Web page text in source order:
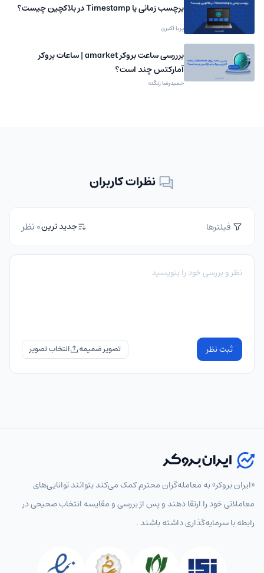
برچسب زمانی یا Timestamp در بلاکچین چیست؟
پریا اکبری
برررسی ساعت بروکر amarket | ساعات بروکر
آمارکتس چند است؟
حمیدرضا زنگنه
نظرات کاربران
فیلترها جدید ترین0 نظر
ثبت نظر تصویر ضمیمه
«ایران بروکر» به معامله‌گران محترم کمک می‌کند بتوانند توانایی‌های
معاملاتی خود را ارتقا دهند و پس از بررسی و مقایسه انتخاب‌ صحیحی در
رابطه با سرمایه‌گذاری داشته باشند .